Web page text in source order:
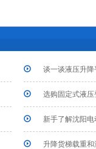
谈一谈液压升
选购固定式液
新手了解沈阳
升降货梯载重和